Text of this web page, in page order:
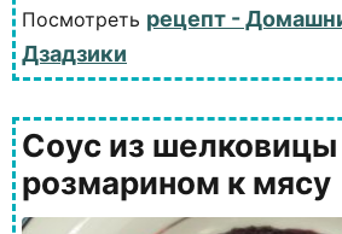
Посмотреть рецепт -
Дзадзики
Соус из шелковицы
розмарином к мясу